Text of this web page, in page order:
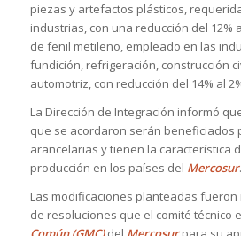
piezas y artefactos plásticos,
industrias, con una reducción del 12%
de fenil metileno, empleado en las
fundición, refrigeración, construcción
automotriz, con reducción del 14% al
La Dirección de Integración informó
que se acordaron serán beneficiados
arancelarias y tienen la característica
producción en los países del Mercosur.
Las modificaciones planteadas
de resoluciones que el comité técnico